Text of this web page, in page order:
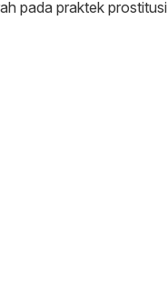
pada praktek prostitusi